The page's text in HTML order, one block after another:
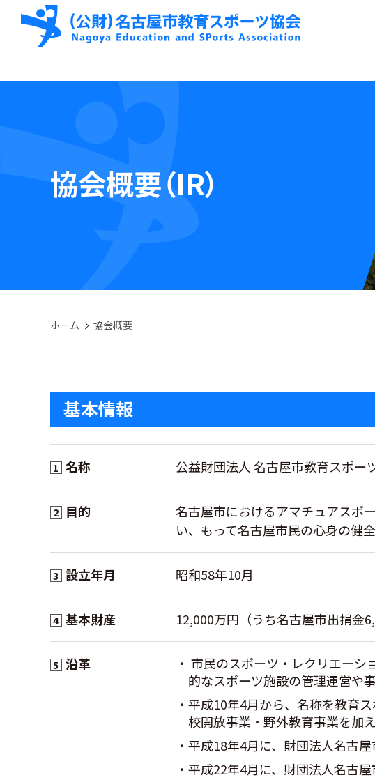
協会概要（IR）
ホーム 協会概要
基本情報
1 名称 公益財団法人 名古屋市教育スポー
2 目的
名古屋市におけるアマチュアスポ
い、もって名古屋市民の心身の健
3 設立年月 昭和58年10月
4 基本財産 12,000万円（うち名古屋市出捐金
5 沿革
市民のスポーツ・レクリエーシ
的なスポーツ施設の管理運営や
平成10年4月から、名称を教育
校開放事業・野外教育事業を加え
平成18年4月に、財団法人名古
平成22年4月に、財団法人名古